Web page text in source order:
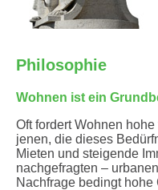
Philosophie
Wohnen ist ein
Oft fordert Wohnen
jenen, die dieses
Mieten und steigende
nachgefragten –
Nachfrage bedingt